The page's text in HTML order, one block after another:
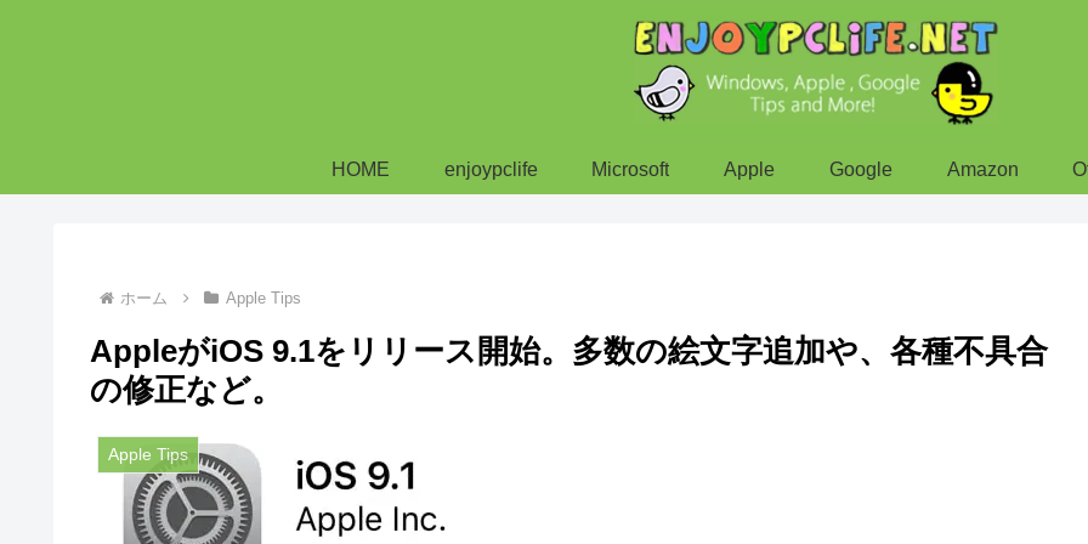
HOME enjoypclife Microsoft Apple Google Amazon
ホーム Apple Tips
AppleがiOS 9.1をリリース開始。多数の絵文字追加や、各種不具合
の修正など。
Apple Tips